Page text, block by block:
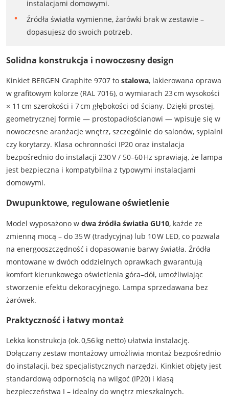
instalacjami domowymi.
Źródła światła wymienne, żarówki brak w zestawie –
dopasujesz do swoich potrzeb.
Solidna konstrukcja i nowoczesny design
Kinkiet BERGEN Graphite 9707 to stalowa, lakierowana oprawa
w grafitowym kolorze (RAL 7016), o wymiarach 23 cm wysokości
× 11 cm szerokości i 7 cm głębokości od ściany. Dzięki prostej,
geometrycznej formie — prostopadłościanowi — wpisuje się w
nowoczesne aranżacje wnętrz, szczególnie do salonów, sypialni
czy korytarzy. Klasa ochronności IP20 oraz instalacja
bezpośrednio do instalacji 230 V / 50–60 Hz sprawiają, że lampa
jest bezpieczna i kompatybilna z typowymi instalacjami
domowymi.
Dwupunktowe, regulowane oświetlenie
Model wyposażono w dwa źródła światła GU10, każde ze
zmienną mocą – do 35 W (tradycyjna) lub 10 W LED, co pozwala
na energooszczędność i dopasowanie barwy światła. Źródła
montowane w dwóch oddzielnych oprawkach gwarantują
komfort kierunkowego oświetlenia góra–dół, umożliwiając
stworzenie efektu dekoracyjnego. Lampa sprzedawana bez
żarówek.
Praktyczność i łatwy montaż
Lekka konstrukcja (ok. 0,56 kg netto) ułatwia instalację.
Dołączany zestaw montażowy umożliwia montaż bezpośrednio
do instalacji, bez specjalistycznych narzędzi. Kinkiet objęty jest
standardową odpornością na wilgoć (IP20) i klasą
bezpieczeństwa I – idealny do wnętrz mieszkalnych.